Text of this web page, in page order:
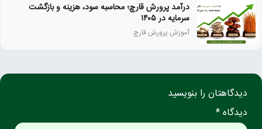
درآمد پرورش قارچ؛ محاسبه سود، هزینه و بازگشت
سرمایه در ۱۴۰۵
آموزش پرورش قارچ
دیدگاهتان را بنویسید
دیدگاه *